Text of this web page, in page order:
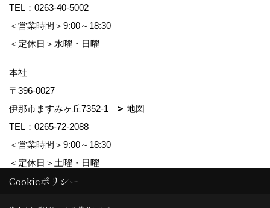
TEL： 0263-40-5002
＜営業時間＞9:00～18:30
＜定休日＞水曜・日曜
本社
〒396-0027
伊那市ますみヶ丘7352-1
地図
TEL： 0265-72-2088
＜営業時間＞9:00～18:30
＜定休日＞土曜・日曜
Cookieポリシー